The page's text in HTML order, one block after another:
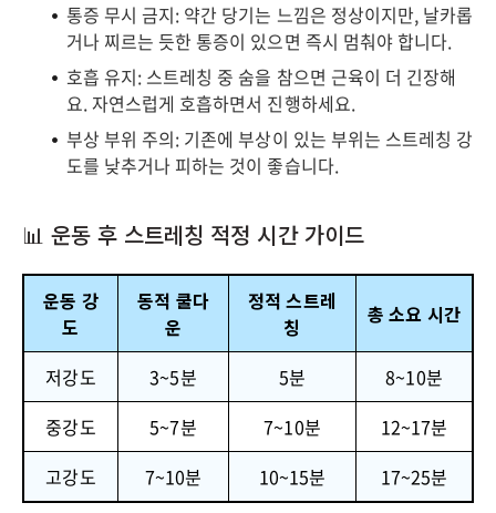
통증 무시 금지: 약간 당기는 느낌은 정상이지만, 날카롭
거나 찌르는 듯한 통증이 있으면 즉시 멈춰야 합니다.
호흡 유지: 스트레칭 중 숨을 참으면 근육이 더 긴장해
요. 자연스럽게 호흡하면서 진행하세요.
부상 부위 주의: 기존에 부상이 있는 부위는 스트레칭 강
도를 낮추거나 피하는 것이 좋습니다.
📊 운동 후 스트레칭 적정 시간 가이드
운동 강
도
동적 쿨다
운
정적 스트레
칭
총 소요 시간
저강도 3~5분 5분
8~10분
중강도
5~7분 7~10분
12~17분
고강도
7~10분 10~15분 17~25분